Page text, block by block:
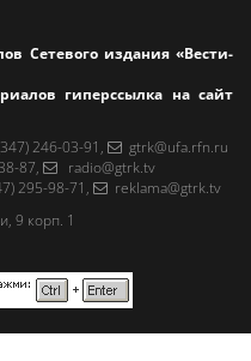
Сетевого издания «Вести-
гиперссылка на сайт
246-03-91 ,
gtrk@ufa.rfn.ru
87,
radio@gtrk.tv
295-98-71 ,
reklama@gtrk.tv
9 корп. 1